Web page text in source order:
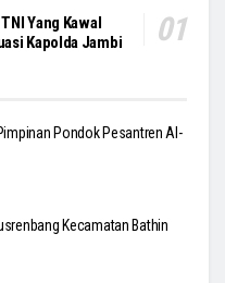
Yang Kawal
Kapolda Jambi
Pondok Pesantren Al-
Kecamatan Bathin